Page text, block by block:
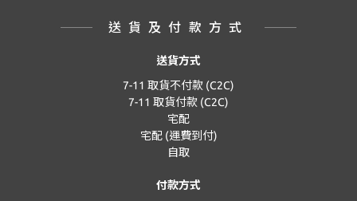
送貨及付款方式
送貨方式
7-11 取貨不付款 (C2C)
7-11 取貨付款 (C2C)
宅配
宅配 (運費到付)
自取
付款方式